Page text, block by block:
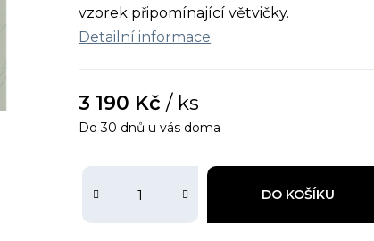
vzorek připomínající větvičky.
Detailní informace
3 190 Kč/ ks
DO KOŠÍKU
Do 30 dnů u vás doma